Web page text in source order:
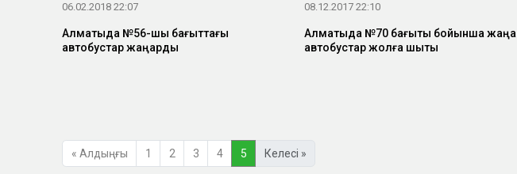
06.02.2018 22:07
Алматыда №56-шы бағыттағы
автобустар жаңарды
08.12.2017 22:10
Алматыда №70 бағыты бойынша жаңа
автобустар жолға шықты
« Алдыңғы 1 2 3 4 5 Келесі »